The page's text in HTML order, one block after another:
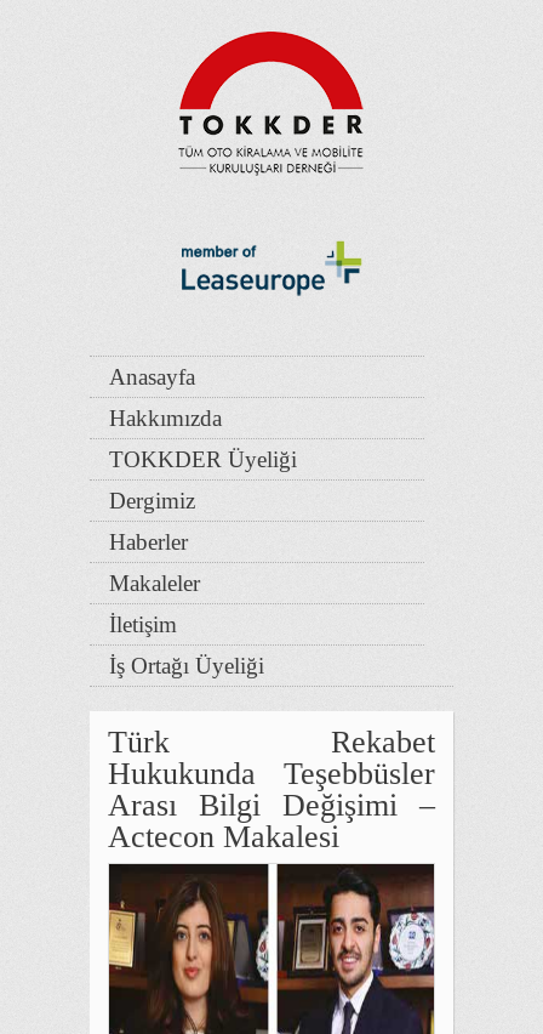
Anasayfa
Hakkımızda
TOKKDER Üyeliği
Dergimiz
Haberler
Makaleler
İletişim
İş Ortağı Üyeliği
Türk Rekabet
Hukukunda Teşebbüsler
Arası Bilgi Değişimi –
Actecon Makalesi